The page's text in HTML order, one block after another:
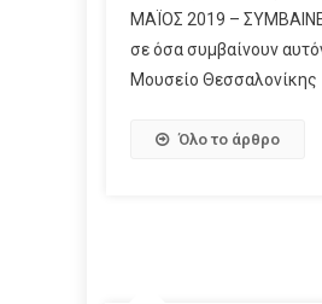
ΜΑΪΟΣ 2019 –
σε όσα συμβαίνουν
Μουσείο Θεσσαλονίκης
Όλο το άρθρο